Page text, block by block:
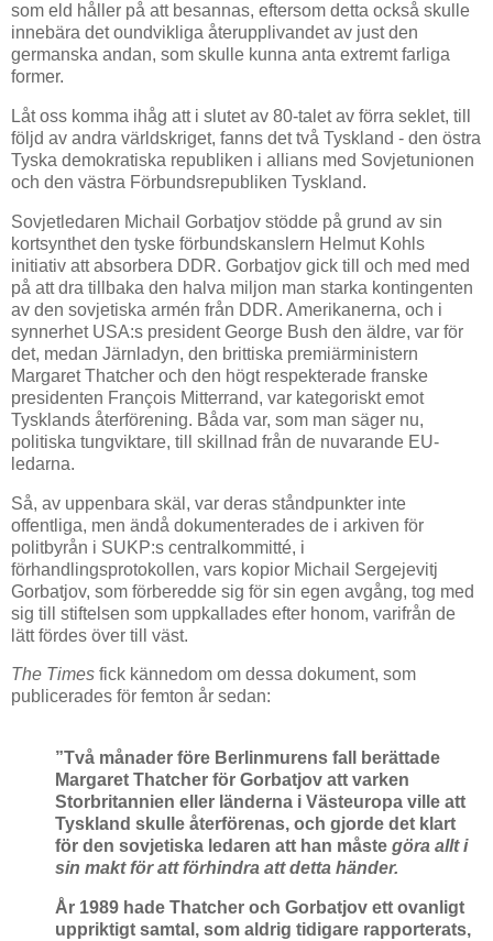
som eld håller på att besannas, eftersom detta också skulle
innebära det oundvikliga återupplivandet av just den
germanska andan, som skulle kunna anta extremt farliga
former.
Låt oss komma ihåg att i slutet av 80-talet av förra seklet, till
följd av andra världskriget, fanns det två Tyskland - den östra
Tyska demokratiska republiken i allians med Sovjetunionen
och den västra Förbundsrepubliken Tyskland.
Sovjetledaren Michail Gorbatjov stödde på grund av sin
kortsynthet den tyske förbundskanslern Helmut Kohls
initiativ att absorbera DDR. Gorbatjov gick till och med med
på att dra tillbaka den halva miljon man starka kontingenten
av den sovjetiska armén från DDR. Amerikanerna, och i
synnerhet USA:s president George Bush den äldre, var för
det, medan Järnladyn, den brittiska premiärministern
Margaret Thatcher och den högt respekterade franske
presidenten François Mitterrand, var kategoriskt emot
Tysklands återförening. Båda var, som man säger nu,
politiska tungviktare, till skillnad från de nuvarande EU-
ledarna.
Så, av uppenbara skäl, var deras ståndpunkter inte
offentliga, men ändå dokumenterades de i arkiven för
politbyrån i SUKP:s centralkommitté, i
förhandlingsprotokollen, vars kopior Michail Sergejevitj
Gorbatjov, som förberedde sig för sin egen avgång, tog med
sig till stiftelsen som uppkallades efter honom, varifrån de
lätt fördes över till väst.
The Times fick kännedom om dessa dokument, som
publicerades för femton år sedan:
”Två månader före Berlinmurens fall berättade
Margaret Thatcher för Gorbatjov att varken
Storbritannien eller länderna i Västeuropa ville att
Tyskland skulle återförenas, och gjorde det klart
för den sovjetiska ledaren att han måste göra allt i
sin makt för att förhindra att detta händer.
År 1989 hade Thatcher och Gorbatjov ett ovanligt
uppriktigt samtal, som aldrig tidigare rapporterats,